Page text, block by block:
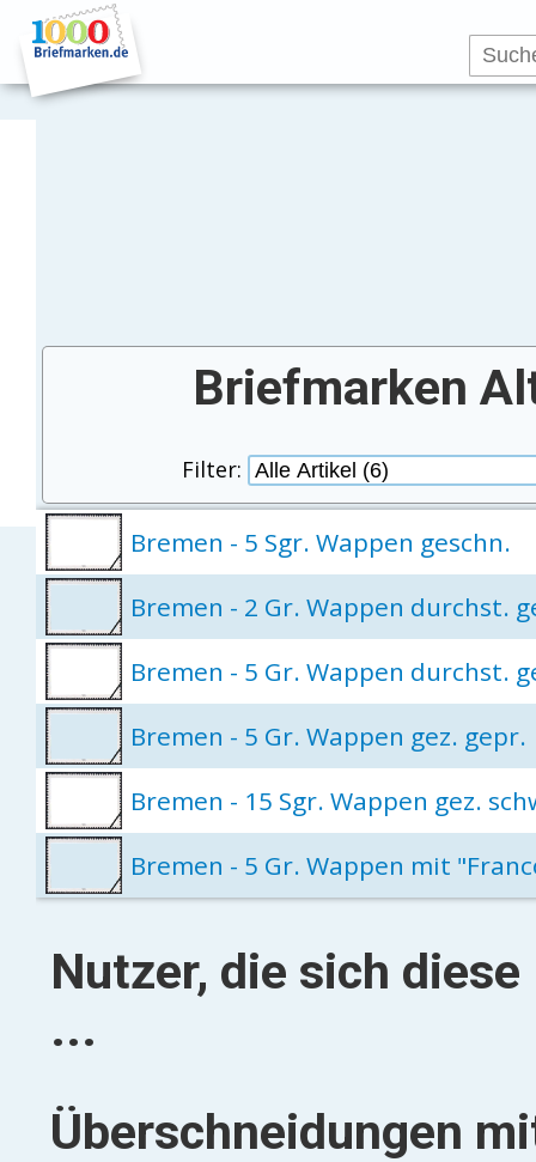
Briefmarken
Filter:
Bremen - 5 Sgr. Wappen geschn.
Bremen - 2 Gr. Wappen durchst.
Bremen - 5 Gr. Wappen durchst.
Bremen - 5 Gr. Wappen gez. gepr.
Bremen - 15 Sgr. Wappen gez.
Bremen - 5 Gr. Wappen mit
Nutzer, die sich
...
Überschneidungen